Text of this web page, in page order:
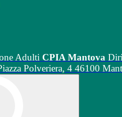
Adulti CPIA Mantova
Polveriera, 4 46100